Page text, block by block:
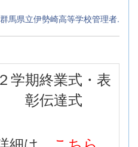
群馬県立伊勢崎高等学校管理者.
２学期終業式・表
彰伝達式